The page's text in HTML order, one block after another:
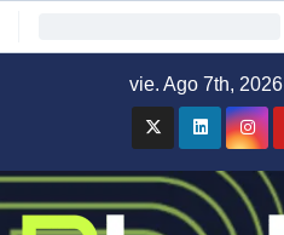
vie. Ago 7th, 2026